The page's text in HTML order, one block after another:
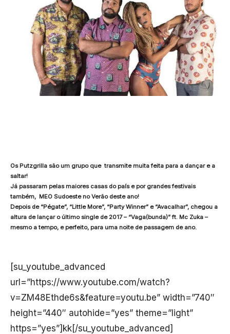
Os Putzgrilla são um grupo que transmite muita feita para a dançar e a
saltar!
Já passaram pelas maiores casas do país e por grandes festivais
também, MEO Sudoeste no Verão deste ano!
Depois de “Pégate”, “Little More”, “Party Winner” e “Avacalhar”, chegou a
altura de lançar o último single de 2017 – “Vaga(bunda)” ft. Mc Zuka –
mesmo a tempo, e perfeito, para uma noite de passagem de ano.
[su_youtube_advanced
url=”https://www.youtube.com/watch?
v=ZM48Ethde6s&feature=youtu.be” width=”740″
height=”440″ autohide=”yes” theme=”light”
https=”yes”]kk[/su_youtube_advanced]